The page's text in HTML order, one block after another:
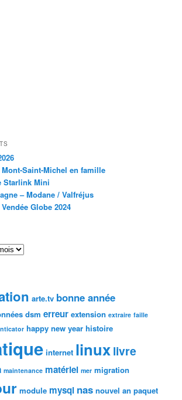
Saint-Michel en famille
Starlink Mini
– Modane / Valfréjus
Globe 2024
arte.tv bonne année
dsm erreur extension extraire faille
happy new year histoire
internet linuxlivre
maintenance matériel mer migration
module mysql nas nouvel an paquet